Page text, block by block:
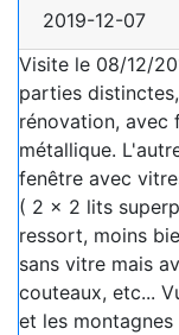
2019-12-07
Visite le 08/12/
parties
rénovation, avec
métallique.
fenêtre avec
( 2 x 2 lits
ressort, moins
sans vitre mais
couteaux, etc...
et les